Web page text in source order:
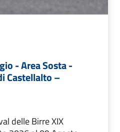
- Area Sosta -
Castellalto –
delle Birre XIX